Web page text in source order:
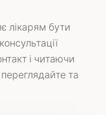
лікарям бути
і читаючи
переглядайте та